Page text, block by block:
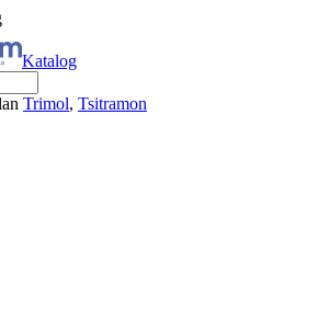
Katalog
Trimol, Tsitramon